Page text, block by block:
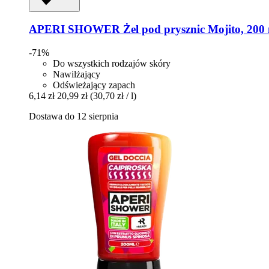
APERI SHOWER Żel pod prysznic Mojito, 200
-71%
Do wszystkich rodzajów skóry
Nawilżający
Odświeżający zapach
6,14 zł 20,99 zł (30,70 zł / l)
Dostawa do 12 sierpnia